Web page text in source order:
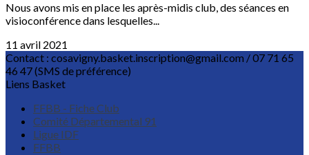
Nous avons mis en place les après-midis club, des séances en
visioconférence dans lesquelles...
11 avril 2021
Contact : cosavigny.basket.inscription@gmail.com / 07 71 65
46 47 (SMS de préférence)
Liens Basket
FFBB - Fiche Club
Comité Départemental 91
Ligue IDF
FFBB